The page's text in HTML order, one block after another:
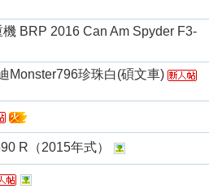
BRP 2016 Can Am Spyder F3-
Monster796珍珠白(碩文車)
R（2015年式）